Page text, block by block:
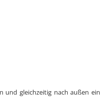
und gleichzeitig nach außen ein